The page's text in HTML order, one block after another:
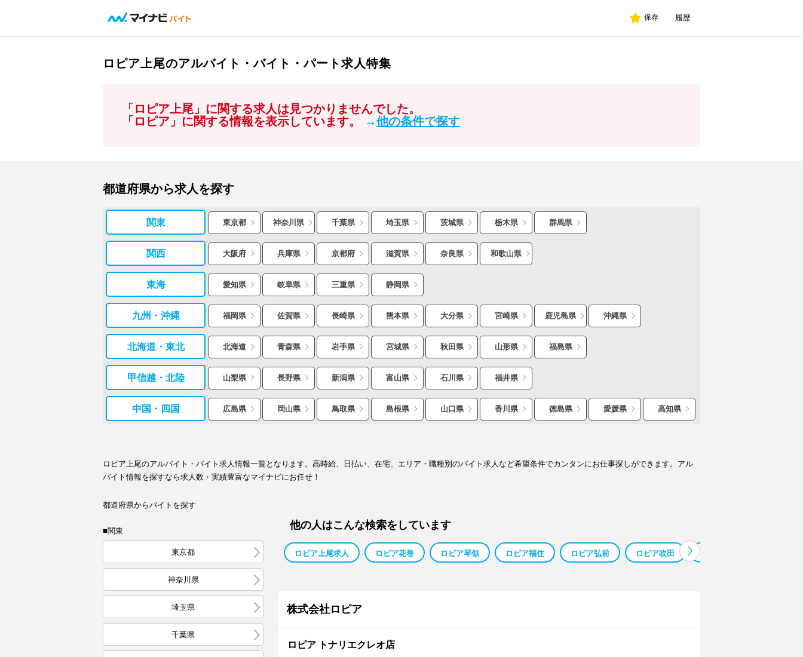
保存 履歴
ロピア上尾のアルバイト・バイト・パート求人特集
「ロピア上尾」に関する求人は見つかりませんでした。
「ロピア」に関する情報を表示しています。
→他の条件で探す
都道府県から求人を探す
関東 東京都 神奈川県 千葉県 埼玉県 茨城県 栃木県 群馬県
関西 大阪府 兵庫県 京都府 滋賀県 奈良県 和歌山県
東海 愛知県 岐阜県 三重県 静岡県
九州・沖縄 福岡県 佐賀県 長崎県 熊本県 大分県 宮崎県 鹿児島県 沖縄県
北海道・東北 北海道 青森県 岩手県 宮城県 秋田県 山形県 福島県
甲信越・北陸 山梨県 長野県 新潟県 富山県 石川県 福井県
中国・四国 広島県 岡山県 鳥取県 島根県 山口県 香川県 徳島県 愛媛県 高知県
ロピア上尾のアルバイト・バイト求人情報一覧となります。高時給、日払い、在宅、エリア・職種別のバイト求人など希望条件でカンタンにお仕事探しができます。アル
バイト情報を探すなら求人数・実績豊富なマイナビにお任せ！
都道府県からバイトを探す
■関東
東京都
神奈川県
埼玉県
千葉県
他の人はこんな検索をしています
ロピア上尾求人 ロピア花巻 ロピア琴似 ロピア福住 ロピア弘前 ロピア吹田
株式会社ロピア
ロピア トナリエクレオ店